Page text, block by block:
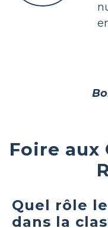
Foire aux
Quel rôle
dans la